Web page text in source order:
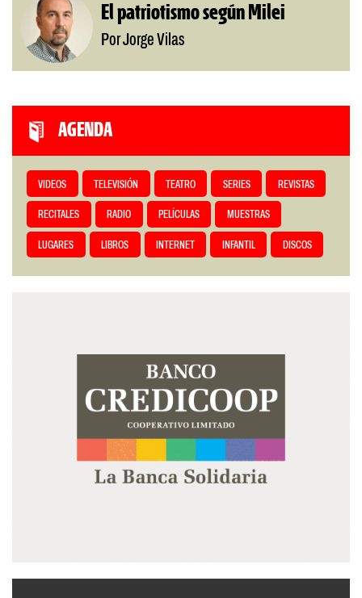
El patriotismo según Milei
Por Jorge Vilas
AGENDA
VIDEOS TELEVISIÓN TEATRO SERIES REVISTAS
RECITALES RADIO PELÍCULAS MUESTRAS
LUGARES LIBROS INTERNET INFANTIL DISCOS